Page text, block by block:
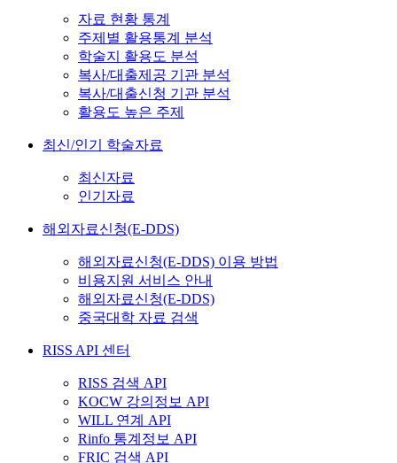
자료 현황 통계
주제별 활용통계 분석
학술지 활용도 분석
복사/대출제공 기관 분석
복사/대출신청 기관 분석
활용도 높은 주제
최신/인기 학술자료
최신자료
인기자료
해외자료신청(E-DDS)
해외자료신청(E-DDS) 이용 방법
비용지원 서비스 안내
해외자료신청(E-DDS)
중국대학 자료 검색
RISS API 센터
RISS 검색 API
KOCW 강의정보 API
WILL 연계 API
Rinfo 통계정보 API
FRIC 검색 API